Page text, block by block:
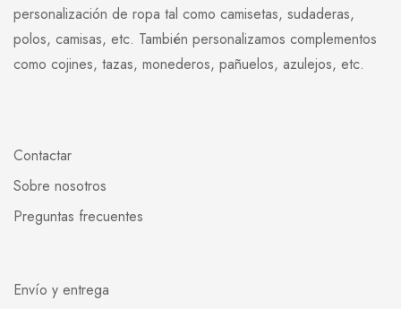
personalización de ropa tal como camisetas, sudaderas,
polos, camisas, etc. También personalizamos complementos
como cojines, tazas, monederos, pañuelos, azulejos, etc.
Contactar
Sobre nosotros
Preguntas frecuentes
Envío y entrega